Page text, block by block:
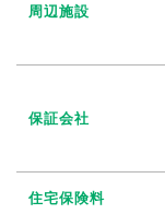
周辺施設
保証会社
住宅保険料